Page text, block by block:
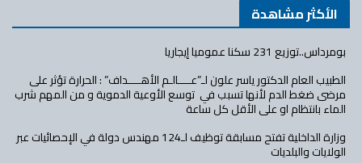
الأكثر مشاهدة
بومرداس..توزيع 231 سكنا عموميا إيجاريا
الطبيب العام الدكتور ياسر علون لـ”عــــالـم الأهــــداف” : الحرارة تؤثر على
مرضى ضغط الدم لأنها تسبب في توسع الأوعية الدموية و من المهم شرب
الماء بانتظام او على الأقل كل ساعة
وزارة الداخلية تفتح مسابقة توظيف لـ124 مهندس دولة في الإحصائيات عبر
الولايات والبلديات